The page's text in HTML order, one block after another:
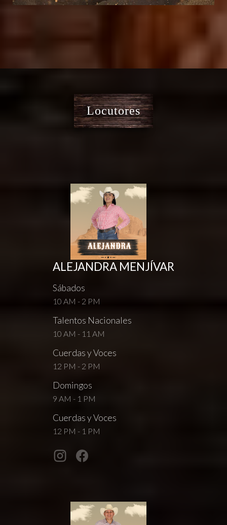
Locutores
ALEJANDRA MENJÍVAR
Sábados
10 AM - 2 PM
Talentos Nacionales
10 AM - 11 AM
Cuerdas y Voces
12 PM - 2 PM
Domingos
9 AM - 1 PM
Cuerdas y Voces
12 PM - 1 PM